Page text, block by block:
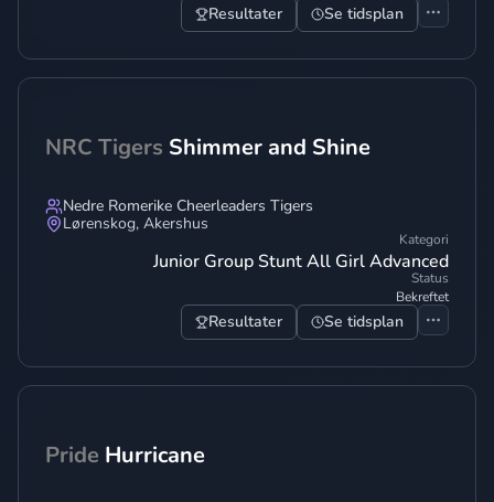
Resultater Se tidsplan
NRC Tigers Shimmer and Shine
Nedre Romerike Cheerleaders Tigers
Lørenskog, Akershus
Kategori
Junior Group Stunt All Girl Advanced
Status
Bekreftet
Resultater Se tidsplan
Pride Hurricane